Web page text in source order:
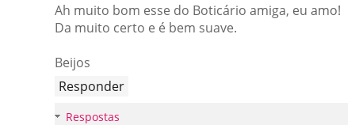
Ah muito bom esse do Boticário amiga, eu amo!
Da muito certo e é bem suave.
Beijos
Responder
Respostas